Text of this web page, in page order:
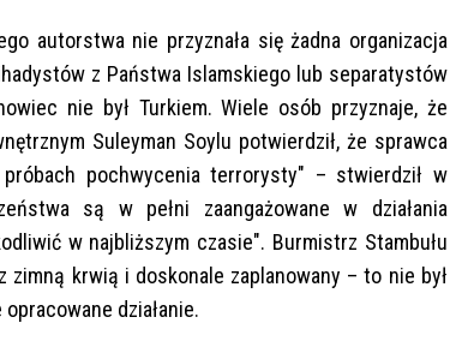
autorstwa nie przyznała się żadna organizacja
z Państwa Islamskiego lub separatystów
nie był Turkiem. Wiele osób przyznaje, że
Suleyman Soylu potwierdził, że sprawca
pochwycenia terrorysty" – stwierdził w
są w pełni zaangażowane w działania
w najbliższym czasie". Burmistrz Stambułu
zimną krwią i doskonale zaplanowany – to nie był
działanie.